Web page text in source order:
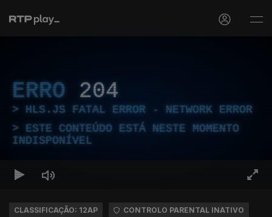
ERRO 204
HLS.JS FATAL ERROR - NETWORK ERROR
ESTE CONTEÚDO ESTÁ NESTE MOMENTO
INDISPONÍVEL
CLASSIFICAÇÃO: 12AP CONTROLO PARENTAL INATIVO